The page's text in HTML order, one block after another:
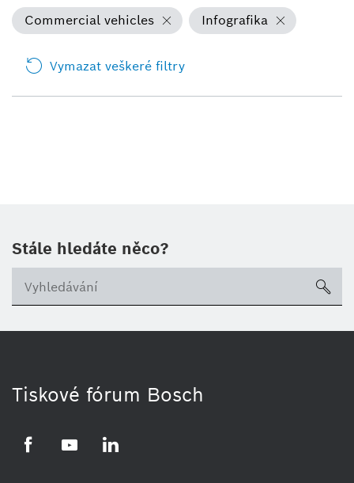
Commercial vehicles Infografika
Vymazat veškeré filtry
Stále hledáte něco?
Tiskové fórum Bosch